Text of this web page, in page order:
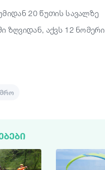
20 წუთის სავალზე
ზღვიდან, აქვს 12 ნომერი